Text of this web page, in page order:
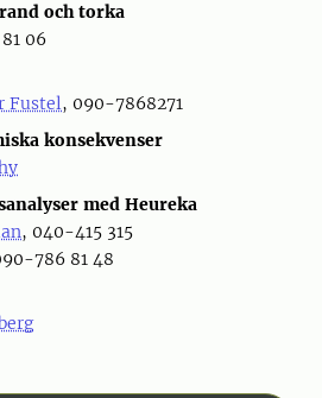
och torka
06
Fustel, 090-7868271
konsekvenser
med Heureka
, 040-415 315
786 81 48